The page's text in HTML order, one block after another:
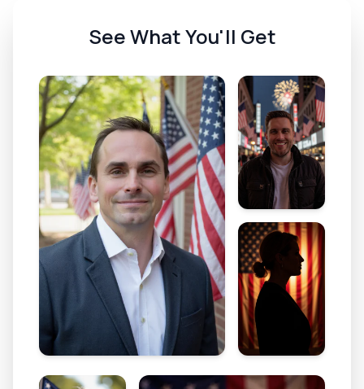
See What You'll Get